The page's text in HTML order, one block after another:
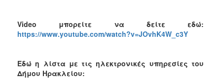
Video μπορείτε να δείτε εδώ:
https://www.youtube.com/watch?v=JOvhK4W_c3Y
Εδώ η λίστα με τις ηλεκτρονικές υπηρεσίες του
Δήμου Ηρακλείου: